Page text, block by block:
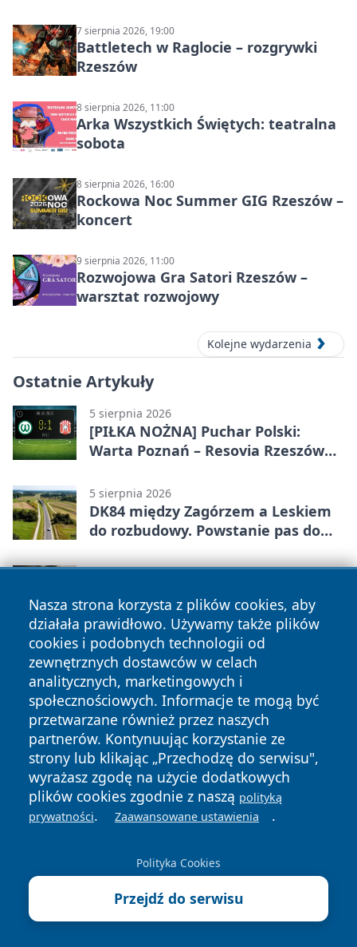
7 sierpnia 2026, 19:00
Battletech w Raglocie – rozgrywki
Rzeszów
8 sierpnia 2026, 11:00
Arka Wszystkich Świętych: teatralna
sobota
8 sierpnia 2026, 16:00
Rockowa Noc Summer GIG Rzeszów –
koncert
9 sierpnia 2026, 11:00
Rozwojowa Gra Satori Rzeszów –
warsztat rozwojowy
Kolejne wydarzenia
Ostatnie Artykuły
5 sierpnia 2026
[PIŁKA NOŻNA] Puchar Polski:
Warta Poznań – Resovia Rzeszów
pierwszoligowca
5 sierpnia 2026
DK84 między Zagórzem a Leskiem
do rozbudowy. Powstanie pas do
5 sierpnia 2026
Nowy teledysk RDK już wkrótce
5 sierpnia 2026
Rzeszów drugi w Polsce. Raport
pokazuje siłę przemysłu i logistyki
5 sierpnia 2026
Policjant wyczuł marihuanę w
aucie. W domu braci znaleziono
więcej
5 sierpnia 2026
papierosa
5 sierpnia 2026
Na Wilkowyi powstanie nowy plac
Nasza strona korzysta z plików cookies, aby
działała prawidłowo. Używamy także plików
cookies i podobnych technologii od
zewnętrznych dostawców w celach
analitycznych, marketingowych i
społecznościowych. Informacje te mogą być
przetwarzane również przez naszych
partnerów. Kontynuując korzystanie ze
strony lub klikając „Przechodzę do serwisu",
wyrażasz zgodę na użycie dodatkowych
plików cookies zgodnie z naszą polityką
prywatności. Zaawansowane ustawienia .
Polityka Cookies
Przejdź do serwisu